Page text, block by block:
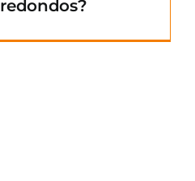
redondos?